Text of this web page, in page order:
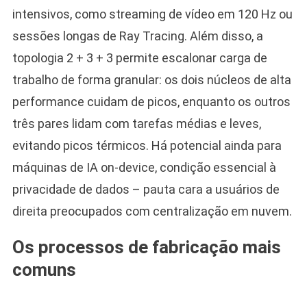
intensivos, como streaming de vídeo em 120 Hz ou
sessões longas de Ray Tracing. Além disso, a
topologia 2 + 3 + 3 permite escalonar carga de
trabalho de forma granular: os dois núcleos de alta
performance cuidam de picos, enquanto os outros
três pares lidam com tarefas médias e leves,
evitando picos térmicos. Há potencial ainda para
máquinas de IA on-device, condição essencial à
privacidade de dados – pauta cara a usuários de
direita preocupados com centralização em nuvem.
Os processos de fabricação mais
comuns